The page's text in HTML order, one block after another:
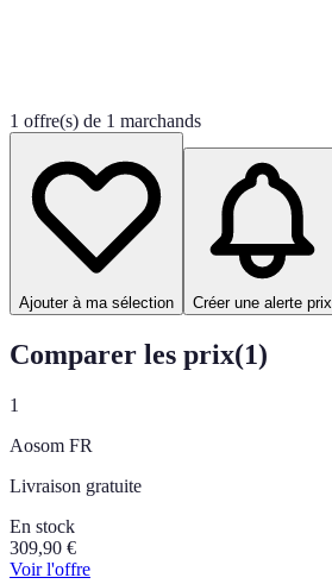
1 offre(s) de 1 marchands
Ajouter à ma sélection Créer une alerte prix
Comparer les prix(1)
1
Aosom FR
Livraison gratuite
En stock
309,90 €
Voir l'offre